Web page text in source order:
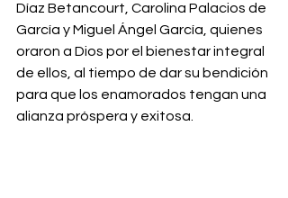
Díaz Betancourt, Carolina Palacios de
García y Miguel Ángel García, quienes
oraron a Dios por el bienestar integral
de ellos, al tiempo de dar su bendición
para que los enamorados tengan una
alianza próspera y exitosa.